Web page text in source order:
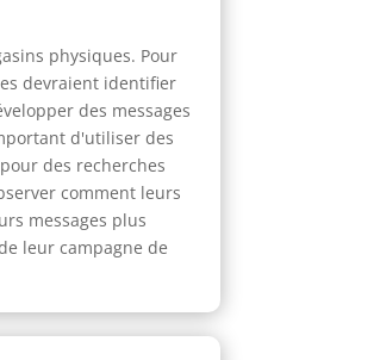
physiques. Pour
devraient identifier
des messages
d'utiliser des
des recherches
comment leurs
messages plus
leur campagne de